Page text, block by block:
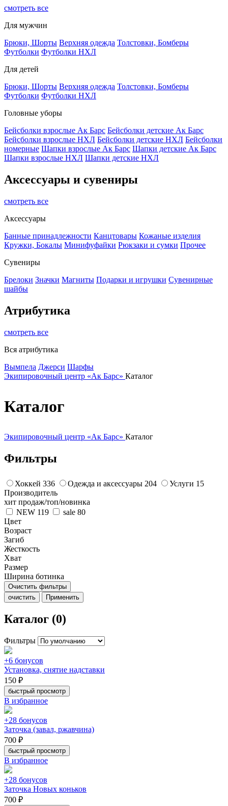
смотреть все
Для мужчин
Брюки, Шорты Верхняя одежда Толстовки, Бомберы
Футболки Футболки НХЛ
Для детей
Брюки, Шорты Верхняя одежда Толстовки, Бомберы
Футболки Футболки НХЛ
Головные уборы
Бейсболки взрослые Ак Барс Бейсболки детские Ак Барс
Бейсболки взрослые НХЛ Бейсболки детские НХЛ Бейсболки
номерные Шапки взрослые Ак Барс Шапки детские Ак Барс
Шапки взрослые НХЛ Шапки детские НХЛ
Аксессуары и сувениры
смотреть все
Аксессуары
Банные принадлежности Канцтовары Кожаные изделия
Кружки, Бокалы Минифуфайки Рюкзаки и сумки Прочее
Сувениры
Брелоки Значки Магниты Подарки и игрушки Сувенирные
шайбы
Атрибутика
смотреть все
Вся атрибутика
Вымпела Джерси Шарфы
Экипировочный центр «Ак Барс» Каталог
Каталог
Экипировочный центр «Ак Барс» Каталог
Фильтры
Хоккей 336 Одежда и аксессуары 204 Услуги 15
Производитель
хит продаж/топ/новинка
NEW 119 sale 80
Цвет
Возраст
Загиб
Жесткость
Хват
Размер
Ширина ботинка
Очистить фильтры
очистить
Применить
Каталог (0)
Фильтры
+6 бонусов
Установка, снятие надставки
150 ₽
быстрый просмотр
В избранное
+28 бонусов
Заточка (завал, ржавчина)
700 ₽
быстрый просмотр
В избранное
+28 бонусов
Заточка Новых коньков
700 ₽